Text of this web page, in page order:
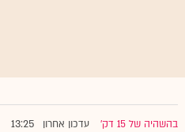
בהשהיה של 15 דק' עדכון אחרון 13:25